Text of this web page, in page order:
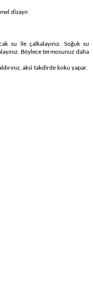
dizayn
su ile çalkalayınız. Soğuk su
Böylece termosunuz daha
aksi takdirde koku yapar.